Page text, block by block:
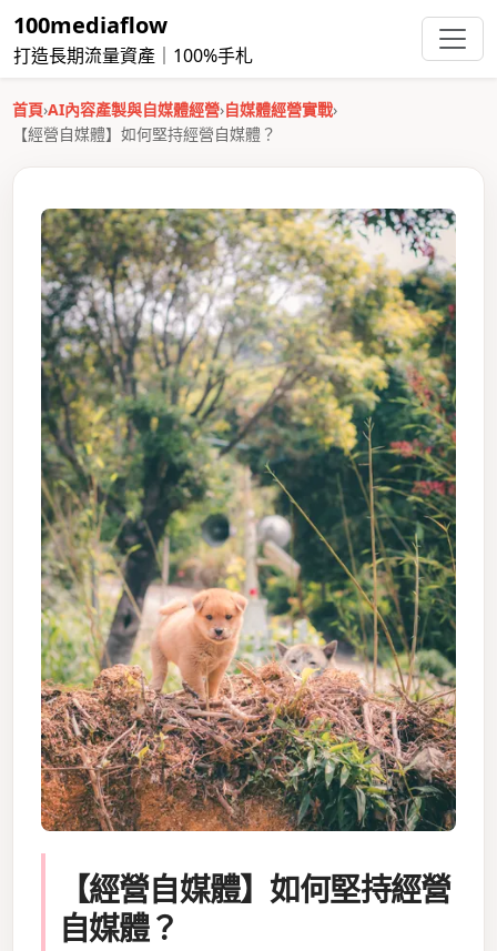
100mediaflow
打造長期流量資產｜100%手札
首頁›AI內容產製與自媒體經營›自媒體經營實戰›
【經營自媒體】如何堅持經營自媒體？
【經營自媒體】如何堅持經營
自媒體？